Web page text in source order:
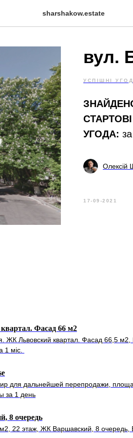
sharshakow.estate
вул.
УСПІШНІ
УГОДА:
Олексій
17-09-2021
Фасад 66 м2
ЖК Львовский квартал. Фасад 66,5 м2,
1 міс.
для дальнейшей перепродажи,
за 1 день
8 очередь
22 этаж, ЖК Варшавский, 8 очередь,